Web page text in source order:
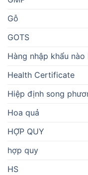
Gỗ
GOTS
Hàng nhập khẩu
Health Certificate
Hiệp định song
Hoa quả
HỢP QUY
hợp quy
HS